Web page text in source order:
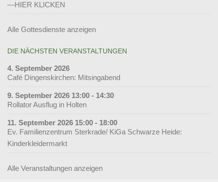
—HIER KLICKEN
Alle Gottesdienste anzeigen
DIE NÄCHSTEN VERANSTALTUNGEN
4. September 2026
Café Dingenskirchen: Mitsingabend
9. September 2026 13:00 - 14:30
Rollator Ausflug in Holten
11. September 2026 15:00 - 18:00
Ev. Familienzentrum Sterkrade/ KiGa Schwarze Heide:
Kinderkleidermarkt
Alle Veranstaltungen anzeigen